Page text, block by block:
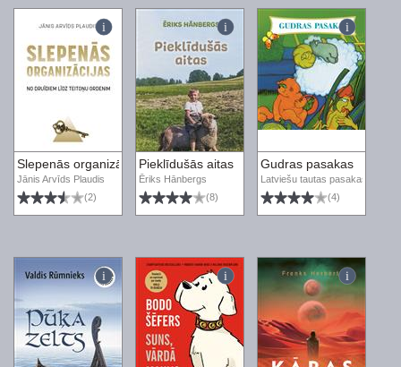
Slepenās organizācijas. No druīdiem līdz teitoņu ordenim
Jānis Arvīds Plaudis
(2)
Pieklīdušās aitas
Ēriks Hānbergs
(8)
Gudras pasakas
Latviešu tautas pasakas
(4)